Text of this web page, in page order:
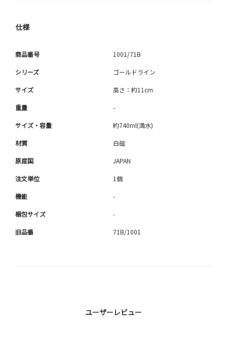
仕様
商品番号 1001/71B
シリーズ ゴールドライン
サイズ 高さ：約11cm
重量 -
サイズ・容量 約740ml(満水)
材質 白磁
原産国 JAPAN
注文単位 1個
機能 -
梱包サイズ -
旧品番 71B/1001
ユーザーレビュー